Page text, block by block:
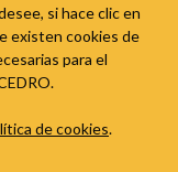
si hace clic en
existen cookies de
para el
de cookies.